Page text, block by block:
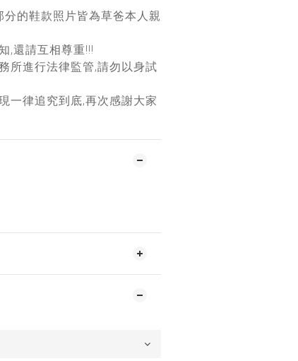
的鞋款照片皆為草爸本人親
,還請互相尊重!!!
所進行法律監管,請勿以身試
一律追究到底,再次感謝大家